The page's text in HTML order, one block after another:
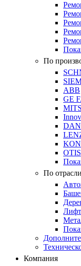
По
ABB
GE
OTIS
По отрасли
Компания